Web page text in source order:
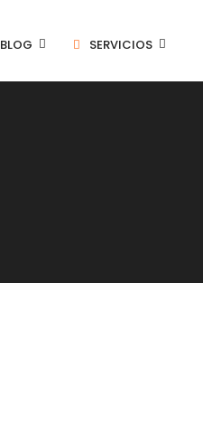
BLOG SERVICIOS